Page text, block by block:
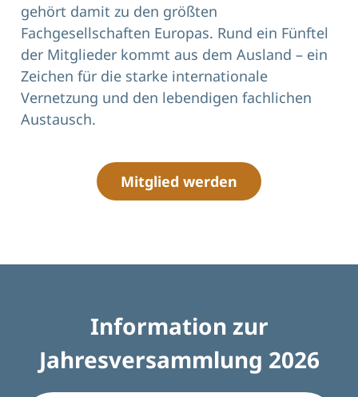
gehört damit zu den größten
Fachgesellschaften Europas. Rund ein Fünftel
der Mitglieder kommt aus dem Ausland – ein
Zeichen für die starke internationale
Vernetzung und den lebendigen fachlichen
Austausch.
Mitglied werden
Information zur
Jahresversammlung 2026